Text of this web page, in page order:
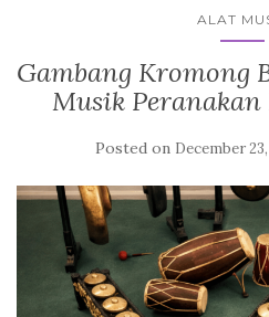
ALAT
Gambang Kromong
Musik
Posted on December